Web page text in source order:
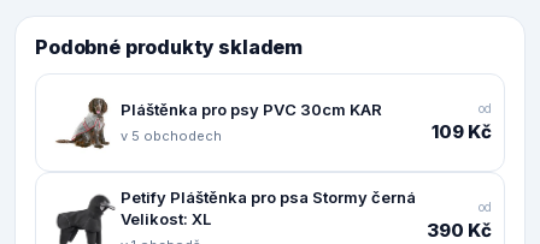
Podobné produkty skladem
Pláštěnka pro psy PVC 30cm KAR
v 5 obchodech
od
109 Kč
Petify Pláštěnka pro psa Stormy černá
Velikost: XL
od
390 Kč